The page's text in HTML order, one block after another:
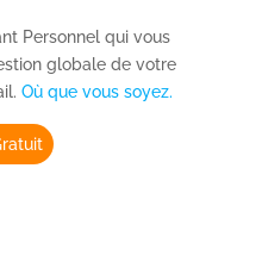
Personnel qui vous
globale de votre
Où que vous soyez.